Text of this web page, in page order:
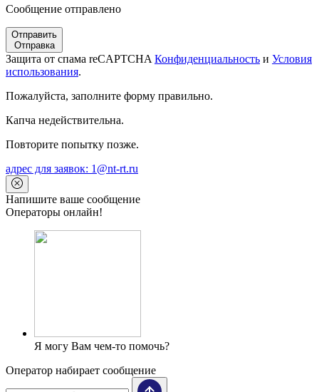
Сообщение отправлено
Отправить
Отправка
Защита от спама reCAPTCHA Конфиденциальность и Условия
использования.
Пожалуйста, заполните форму правильно.
Капча недействительна.
Повторите попытку позже.
адрес для заявок: 1@nt-rt.ru
Напишите ваше сообщение
Операторы онлайн!
Я могу Вам чем-то помочь?
Оператор набирает сообщение